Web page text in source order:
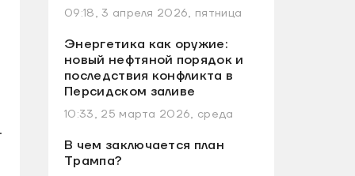
09:18, 3 апреля 2026, пятница
Энергетика как оружие:
новый нефтяной порядок и
последствия конфликта в
Персидском заливе
10:33, 25 марта 2026, среда
В чем заключается план
Трампа?